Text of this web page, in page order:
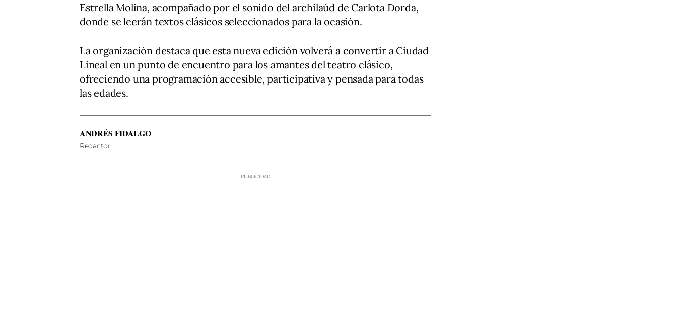
Estrella Molina, acompañado por el sonido del archilaúd de Carlota Dorda,
donde se leerán textos clásicos seleccionados para la ocasión.
La organización destaca que esta nueva edición volverá a convertir a Ciudad
Lineal en un punto de encuentro para los amantes del teatro clásico,
ofreciendo una programación accesible, participativa y pensada para todas
las edades.
ANDRÉS FIDALGO
Redactor